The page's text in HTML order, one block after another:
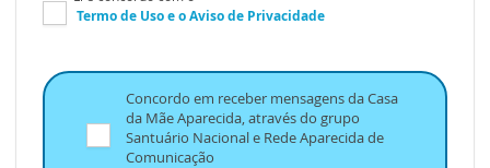
Termo de Usoe oAviso de Privacidade
Concordo em receber mensagens da Casa
da Mãe Aparecida, através do grupo
Santuário Nacional e Rede Aparecida de
Comunicação